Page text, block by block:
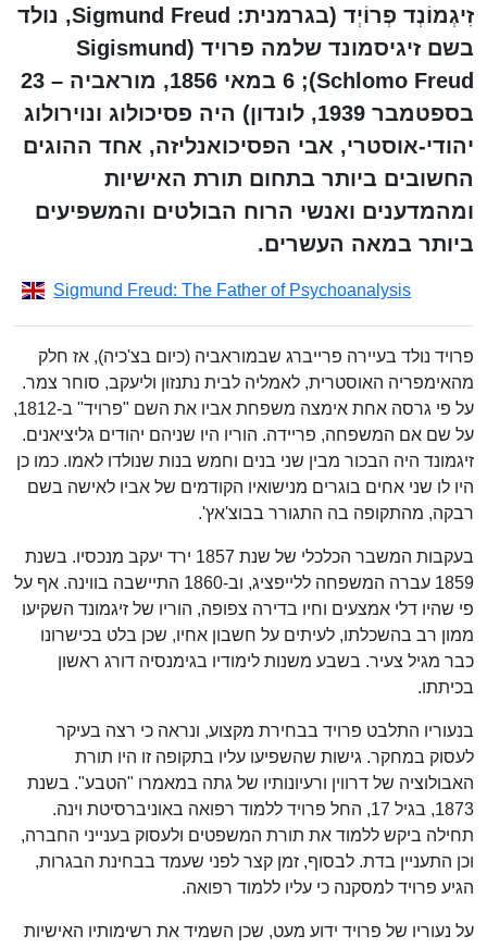
זִיגְמוֹנְד פְרוֹיְד (בגרמנית: Sigmund Freud, נולד
בשם זיגיסמונד שלמה פרויד (Sigismund
Schlomo Freud);‏ 6 במאי 1856, מוראביה – 23
בספטמבר 1939, לונדון) היה פסיכולוג ונוירולוג
יהודי-אוסטרי, אבי הפסיכואנליזה, אחד ההוגים
החשובים ביותר בתחום תורת האישיות
ומהמדענים ואנשי הרוח הבולטים והמשפיעים
ביותר במאה העשרים.
Sigmund Freud: The Father of Psychoanalysis
פרויד נולד בעיירה פרייברג שבמוראביה (כיום בצ'כיה), אז חלק
מהאימפריה האוסטרית, לאמליה לבית נתנזון וליעקב, סוחר צמר.
על פי גרסה אחת אימצה משפחת אביו את השם "פרויד" ב-1812,
על שם אם המשפחה, פריידה. הוריו היו שניהם יהודים גליציאנים.
זיגמונד היה הבכור מבין שני בנים וחמש בנות שנולדו לאמו. כמו כן
היו לו שני אחים בוגרים מנישואיו הקודמים של אביו לאישה בשם
רבקה, מהתקופה בה התגורר בבוצ'אץ'.
בעקבות המשבר הכלכלי של שנת 1857 ירד יעקב מנכסיו. בשנת
1859 עברה המשפחה ללייפציג, וב-1860 התיישבה בווינה. אף על
פי שהיו דלי אמצעים וחיו בדירה צפופה, הוריו של זיגמונד השקיעו
ממון רב בהשכלתו, לעיתים על חשבון אחיו, שכן בלט בכישרונו
כבר מגיל צעיר. בשבע משנות לימודיו בגימנסיה דורג ראשון
בכיתתו.
בנעוריו התלבט פרויד בבחירת מקצוע, ונראה כי רצה בעיקר
לעסוק במחקר. גישות שהשפיעו עליו בתקופה זו היו תורת
האבולוציה של דרווין ורעיונותיו של גתה במאמרו "הטבע". בשנת
1873, בגיל 17, החל פרויד ללמוד רפואה באוניברסיטת וינה.
תחילה ביקש ללמוד את תורת המשפטים ולעסוק בענייני החברה,
וכן התעניין בדת. לבסוף, זמן קצר לפני שעמד בבחינת הבגרות,
הגיע פרויד למסקנה כי עליו ללמוד רפואה.
על נעוריו של פרויד ידוע מעט, שכן השמיד את רשימותיו האישיות